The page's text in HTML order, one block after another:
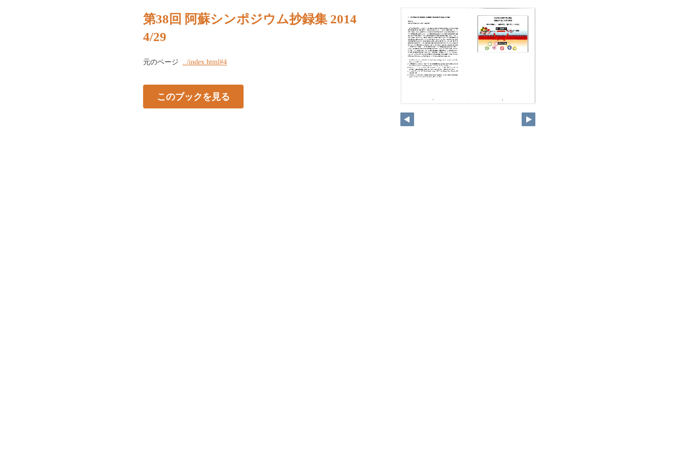
第38回 阿蘇シンポジウム抄録集 2014
4/29
元のページ ../index.html#4
このブックを見る